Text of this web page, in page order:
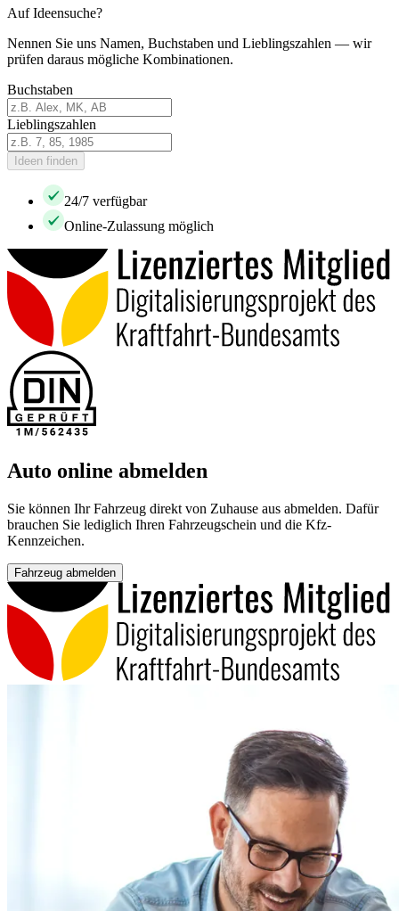
Auf Ideensuche?
Nennen Sie uns Namen, Buchstaben und Lieblingszahlen — wir
prüfen daraus mögliche Kombinationen.
Buchstaben
Lieblingszahlen
Ideen finden
24/7 verfügbar
Online-Zulassung möglich
Auto online abmelden
Sie können Ihr Fahrzeug direkt von Zuhause aus abmelden. Dafür
brauchen Sie lediglich Ihren Fahrzeugschein und die Kfz-
Kennzeichen.
Fahrzeug abmelden